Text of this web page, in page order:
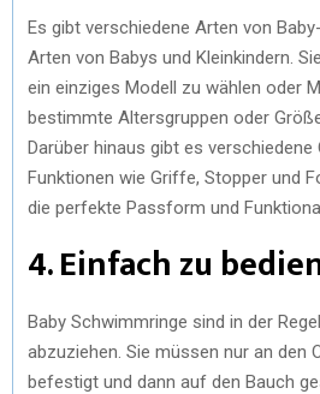
Es gibt verschiedene Arten von
Arten von Babys und Kleinkindern.
ein einziges Modell zu wählen oder
bestimmte Altersgruppen oder
Darüber hinaus gibt es
Funktionen wie Griffe, Stopper und
die perfekte Passform und
4. Einfach zu
Baby Schwimmringe sind in der
abzuziehen. Sie müssen nur an den
befestigt und dann auf den Bauch